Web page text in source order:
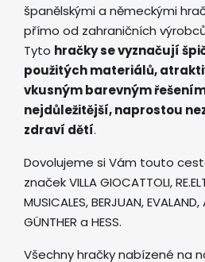
španělskými a německými
přímo od zahraničních
Tyto hračky se vyznačují
použitých materiálů,
vkusným barevným
nejdůležitější, naprostou
zdraví dětí.
Dovolujeme si Vám touto
značek VILLA GIOCATTOLI,
MUSICALES, BERJUAN,
GÜNTHER a HESS.
Všechny hračky nabízené na